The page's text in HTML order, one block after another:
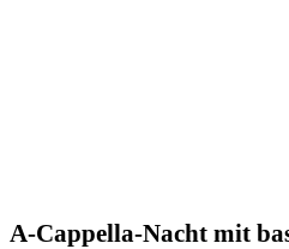
A-Cappella-Nacht mit